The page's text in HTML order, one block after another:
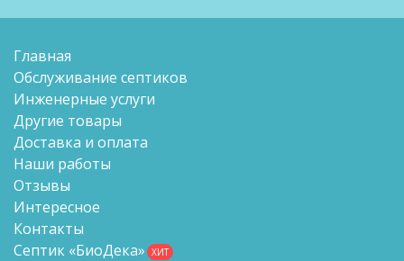
Главная
Обслуживание септиков
Инженерные услуги
Другие товары
Доставка и оплата
Наши работы
Отзывы
Интересное
Контакты
Септик «БиоДека» ХИТ